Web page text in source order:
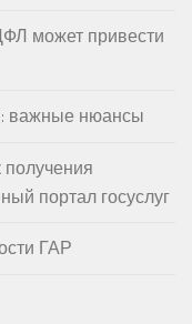
может привести
важные нюансы
портал госуслуг
ГАР